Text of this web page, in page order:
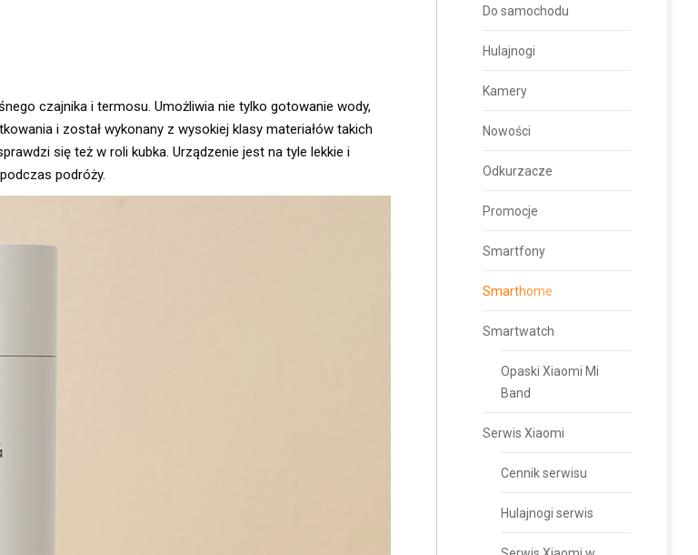
czajnika i termosu. Umożliwia nie tylko gotowanie wody,
i został wykonany z wysokiej klasy materiałów takich
się też w roli kubka. Urządzenie jest na tyle lekkie i
podróży.
Do samochodu
Hulajnogi
Kamery
Nowości
Odkurzacze
Promocje
Smartfony
Smarthome
Smartwatch
Opaski Xiaomi Mi
Band
Serwis Xiaomi
Cennik serwisu
Hulajnogi serwis